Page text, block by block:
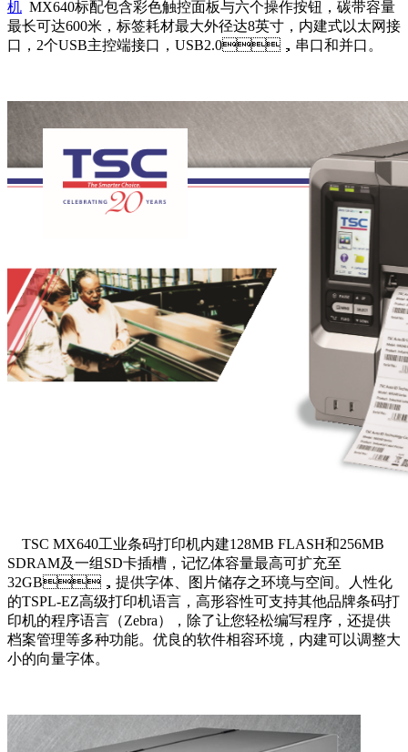
机 MX640标配包含彩色触控面板与六个操作按钮，碳带容量
最长可达600米，标签耗材最大外径达8英寸，内建式以太网接
口，2个USB主控端接口，USB2.0，串口和并口。
TSC MX640工业条码打印机内建128MB FLASH和256MB
SDRAM及一组SD卡插槽，记忆体容量最高可扩充至
32GB，提供字体、图片储存之环境与空间。人性化
的TSPL-EZ高级打印机语言，高形容性可支持其他品牌条码打
印机的程序语言（Zebra），除了让您轻松编写程序，还提供
档案管理等多种功能。优良的软件相容环境，内建可以调整大
小的向量字体。